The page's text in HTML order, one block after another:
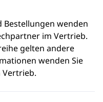
wenden
im Vertrieb.
gelten andere
wenden Sie
Vertrieb.